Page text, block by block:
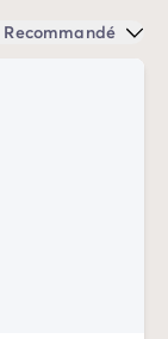
Recommandé